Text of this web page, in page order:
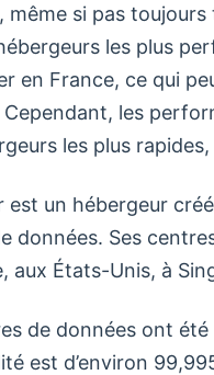
si pas
les plus
en France, ce qui
les
les plus
est un hébergeur
données. Ses
aux États-Unis, à
de données ont
est d’environ